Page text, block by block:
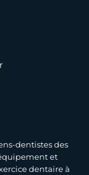
dentistes des
et
dentaire à